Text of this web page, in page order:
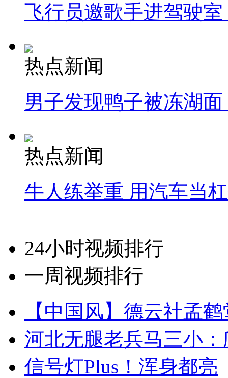
飞行员邀歌手进驾驶
热点新闻
男子发现鸭子被冻湖
热点新闻
牛人练举重 用汽车当
24小时视频排行
一周视频排行
【中国风】德云社孟
河北无腿老兵马三小
信号灯Plus！浑身都亮